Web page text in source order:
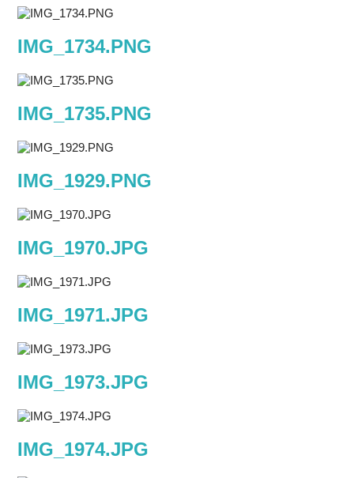
IMG_1734.PNG
IMG_1735.PNG
IMG_1929.PNG
IMG_1970.JPG
IMG_1971.JPG
IMG_1973.JPG
IMG_1974.JPG